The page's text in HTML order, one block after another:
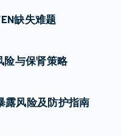
缺失难题
险与保肾策略
露风险及防护指南